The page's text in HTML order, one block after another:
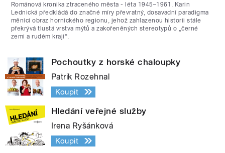
Románová kronika ztraceného města - léta 1945–1961. Karin
Lednická předkládá do značné míry převratný, dosavadní paradigma
měnící obraz hornického regionu, jehož zahlazenou historii stále
překrývá tlustá vrstva mýtů a zakořeněných stereotypů o „černé
zemi a rudém kraji“.
Pochoutky z horské chaloupky
Patrik Rozehnal
Koupit
Hledání veřejné služby
Irena Ryšánková
Koupit